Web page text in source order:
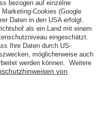
weiterlesen
Barrierefreiheit